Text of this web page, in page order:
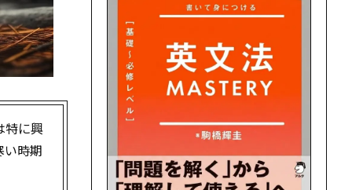
特に興
い時期